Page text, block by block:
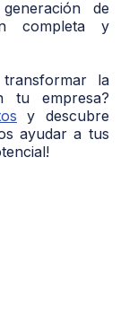
de
completa y
la
tu empresa?
y descubre
ayudar a tus